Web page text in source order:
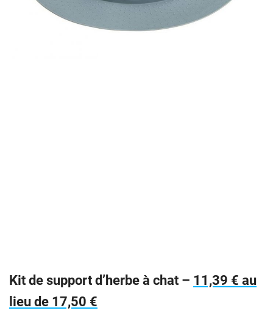
Kit de support d’herbe à chat – 11,39 € au
lieu de 17,50 €